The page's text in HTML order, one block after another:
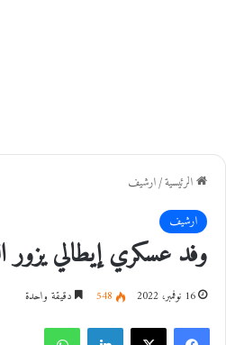
الرئيسية/ارشيف
ارشيف
وفد عسكري إيطالي يزور
16 نوفمبر، 2022 548 دقيقة واحدة
فيسبوك